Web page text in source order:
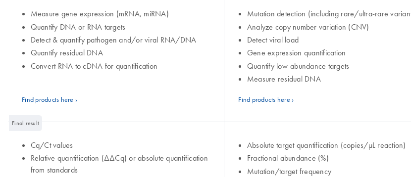
Measure gene expression (mRNA, miRNA)
Quantify DNA or RNA targets
Detect & quantify pathogen and/or viral RNA/DNA
Quantify residual DNA
Convert RNA to cDNA for quantification
Find products here ›
Mutation detection (including rare/ultra-rare
Analyze copy number variation (CNV)
Detect viral load
Gene expression quantification
Quantify low-abundance targets
Measure residual DNA
Find products here ›
Final result
Cq/Ct values
Relative quantification (ΔΔCq) or absolute quantification
from standards
Absolute target quantification (copies/µL reaction)
Fractional abundance (%)
Mutation/target frequency